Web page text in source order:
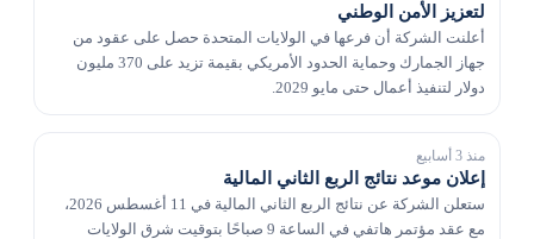
لتعزيز الأمن الوطني
أعلنت الشركة أن فرعها في الولايات المتحدة حصل على عقود من
جهاز الجمارك وحماية الحدود الأمريكي بقيمة تزيد على 370 مليون
دولار لتنفيذ أعمال حتى مايو 2029.
منذ 3 أسابيع
إعلان موعد نتائج الربع الثاني المالية
ستعلن الشركة عن نتائج الربع الثاني المالية في 11 أغسطس 2026،
مع عقد مؤتمر هاتفي في الساعة 9 صباحًا بتوقيت شرق الولايات